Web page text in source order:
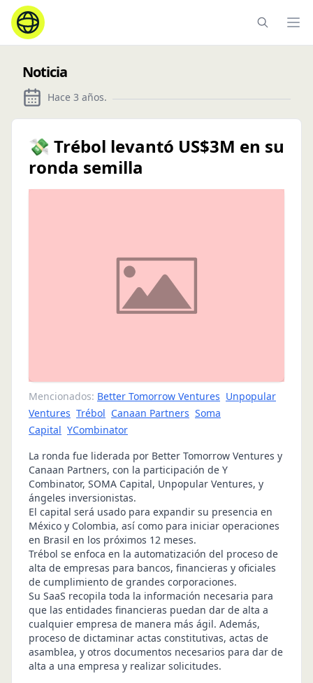
Noticia
Hace 3 años.
💸 Trébol levantó US$3M en su
ronda semilla
Mencionados: Better Tomorrow Ventures Unpopular
Ventures Trébol Canaan Partners Soma
Capital YCombinator
La ronda fue liderada por Better Tomorrow Ventures y
Canaan Partners, con la participación de Y
Combinator, SOMA Capital, Unpopular Ventures, y
ángeles inversionistas.
El capital será usado para expandir su presencia en
México y Colombia, así como para iniciar operaciones
en Brasil en los próximos 12 meses.
Trébol se enfoca en la automatización del proceso de
alta de empresas para bancos, financieras y oficiales
de cumplimiento de grandes corporaciones.
Su SaaS recopila toda la información necesaria para
que las entidades financieras puedan dar de alta a
cualquier empresa de manera más ágil. Además,
proceso de dictaminar actas constitutivas, actas de
asamblea, y otros documentos necesarios para dar de
alta a una empresa y realizar solicitudes.